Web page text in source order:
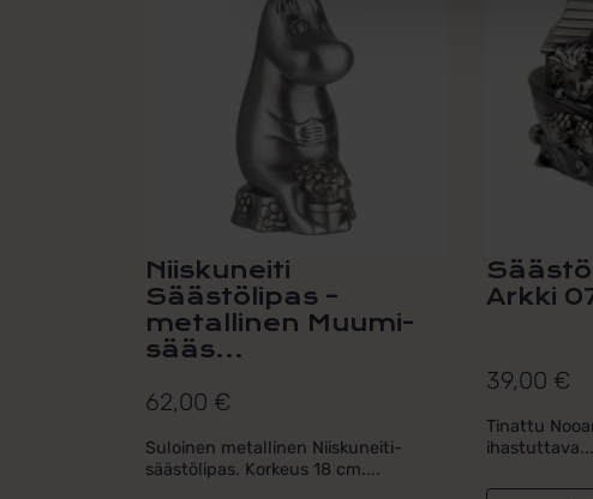
Niiskuneiti
Säästölipas –
metallinen Muumi-
sääs...
62,00 €
Suloinen metallinen Niiskuneiti-
säästölipas. Korkeus 18 cm....
Arkki
39,00 €
Tinattu
ihastuttava...